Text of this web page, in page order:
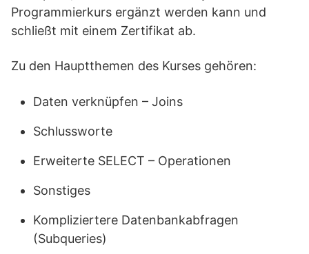
Programmierkurs ergänzt werden kann und
schließt mit einem Zertifikat ab.
Zu den Hauptthemen des Kurses gehören:
Daten verknüpfen – Joins
Schlussworte
Erweiterte SELECT – Operationen
Sonstiges
Kompliziertere Datenbankabfragen
(Subqueries)